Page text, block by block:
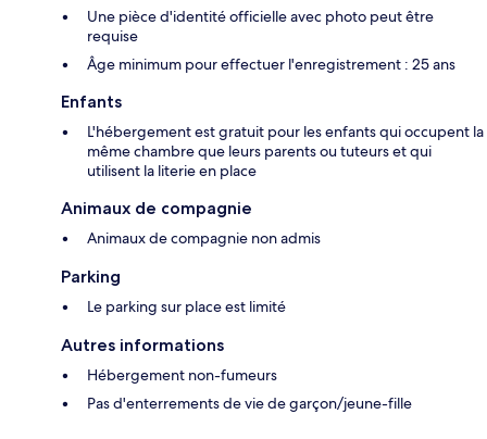
Une pièce d'identité officielle avec photo peut être
requise
Âge minimum pour effectuer l'enregistrement : 25 ans
Enfants
L'hébergement est gratuit pour les enfants qui occupent la
même chambre que leurs parents ou tuteurs et qui
utilisent la literie en place
Animaux de compagnie
Animaux de compagnie non admis
Parking
Le parking sur place est limité
Autres informations
Hébergement non-fumeurs
Pas d'enterrements de vie de garçon/jeune-fille